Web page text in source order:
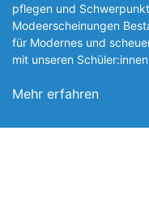
pflegen und
Modeerscheinungen
für Modernes und
mit unseren
Mehr erfahren